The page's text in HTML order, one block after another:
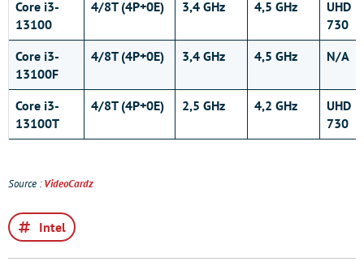
Core i3-
13100
4/8T (4P+0E) 3,4 GHz 4,5 GHz
UHD
730
Core i3-
13100F
4/8T (4P+0E) 3,4 GHz 4,5 GHz N/A
Core i3-
13100T
4/8T (4P+0E) 2,5 GHz 4,2 GHz
UHD
730
Source :VideoCardz
Intel